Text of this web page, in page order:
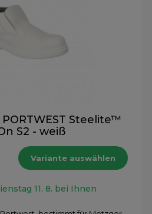
Steelite™
S2 - weiß
Variante auswählen
11. 8. bei Ihnen